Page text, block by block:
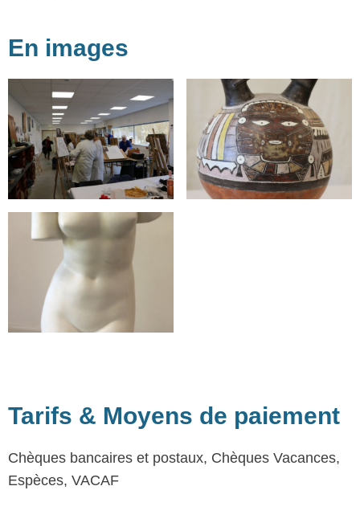
En images
Tarifs & Moyens de paiement
Chèques bancaires et postaux, Chèques Vacances,
Espèces, VACAF